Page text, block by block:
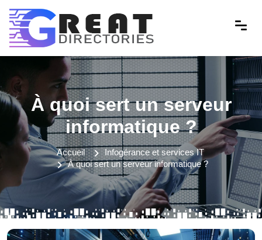
À quoi sert un serveur
informatique ?
Accueil
Infogérance et services IT
À quoi sert un serveur informatique ?